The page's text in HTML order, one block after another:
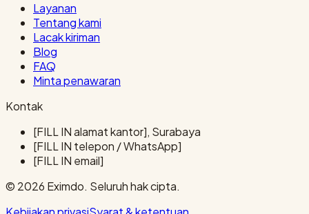
Layanan
Tentang kami
Lacak kiriman
Blog
FAQ
Minta penawaran
Kontak
[FILL IN alamat kantor], Surabaya
[FILL IN telepon / WhatsApp]
[FILL IN email]
© 2026 Eximdo. Seluruh hak cipta.